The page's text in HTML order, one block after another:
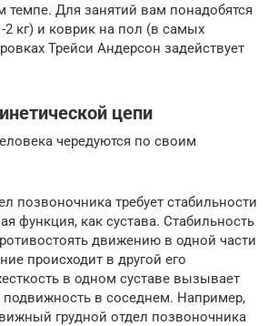
темпе. Для занятий вам понадобятся
2 кг) и коврик на пол (в самых
Трейси Андерсон задействует
цепи
чередуются по своим
позвоночника требует стабильности
функция, как сустава. Стабильность
движению в одной части
происходит в другой его
в одном суставе вызывает
в соседнем. Например,
грудной отдел позвоночника